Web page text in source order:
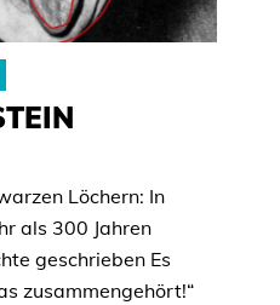
Löchern: In
als 300 Jahren
geschrieben Es
zusammengehört!“